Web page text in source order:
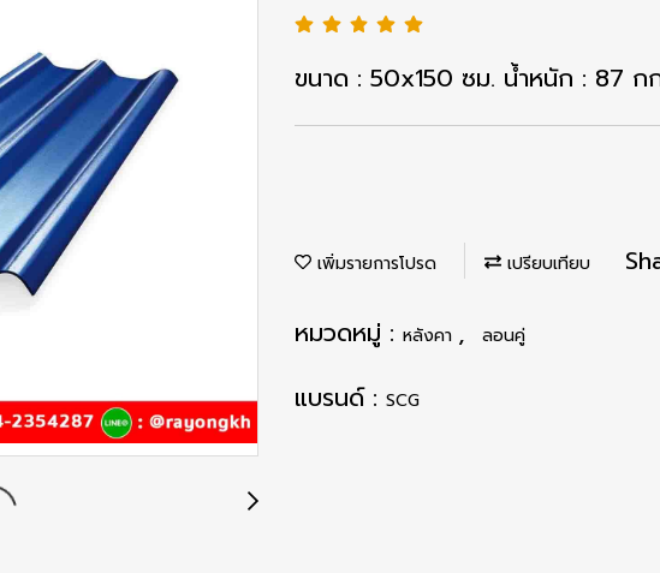
ขนาด : 50x150 ซม. น้ำหนัก : 87 ก
เพิ่มรายการโปรด เปรียบเทียบ
หมวดหมู่ : หลังคา , ลอนคู่
แบรนด์ : SCG